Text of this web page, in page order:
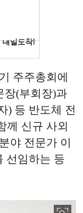
주주총회에
장(부회장)과
) 등 반도체 전
께 신규 사외
야 전문가 이
선임하는 등